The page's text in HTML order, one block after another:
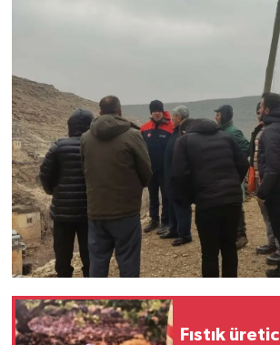
Fıstık